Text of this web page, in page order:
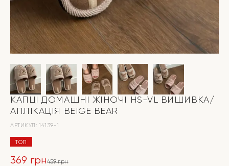
КАПЦІ ДОМАШНІ ЖІНОЧІ HS-VL ВИШИВКА/
АПЛІКАЦІЯ BEIGE BEAR
АРТИКУЛ: 14139-1
ТОП
459грн
369 грн